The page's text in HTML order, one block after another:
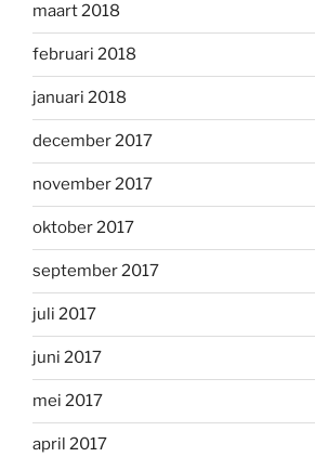
maart 2018
februari 2018
januari 2018
december 2017
november 2017
oktober 2017
september 2017
juli 2017
juni 2017
mei 2017
april 2017